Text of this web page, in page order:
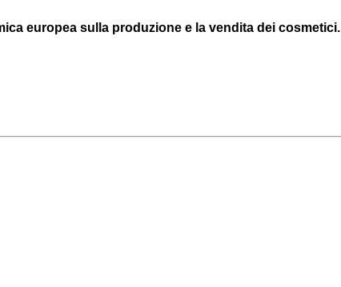
europea sulla produzione e la vendita dei cosmetici.